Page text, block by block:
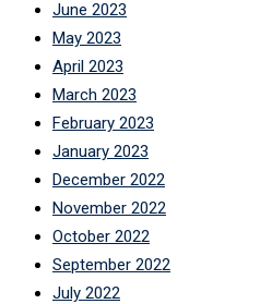
June 2023
May 2023
April 2023
March 2023
February 2023
January 2023
December 2022
November 2022
October 2022
September 2022
July 2022